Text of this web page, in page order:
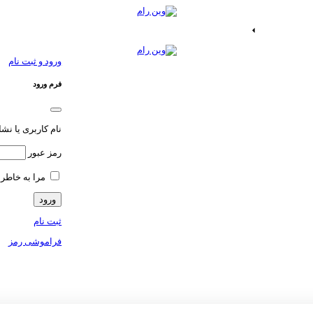
ورود و ثبت نام
فرم ورود
نام کاربری یا
رمز عبور
مرا به خاطر
ثبت نام
فراموشی رمز